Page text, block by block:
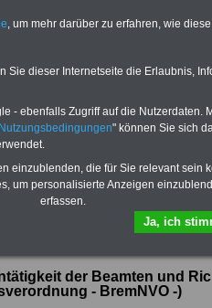
machen...Beamte und
des öffentlichen Dienstes
dem Dienstherrn informieren,
eine nebenberufliche
zu beachten ist (mit
>>>hier kann man das
Euro bestellen.
der Beamten und
- BremNVO -)
, um mehr darüber zu erfahren, wie
Sie dieser Internetseite die Erlaubnis,
- ebenfalls Zugriff auf die Nutzerdaten.
" können Sie sich
einzublenden, die für Sie relevant sein
um personalisierte Anzeigen
erfassen.
Ja, ich